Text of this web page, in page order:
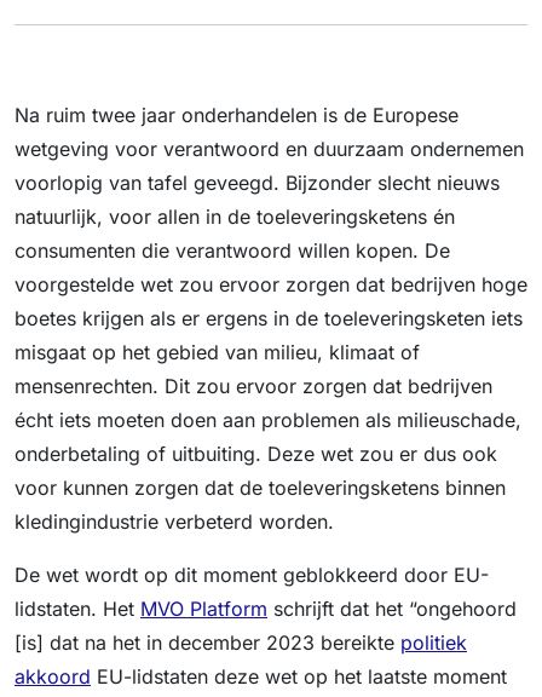
Na ruim twee jaar onderhandelen is de Europese
wetgeving voor verantwoord en duurzaam ondernemen
voorlopig van tafel geveegd. Bijzonder slecht nieuws
natuurlijk, voor allen in de toeleveringsketens én
consumenten die verantwoord willen kopen. De
voorgestelde wet zou ervoor zorgen dat bedrijven hoge
boetes krijgen als er ergens in de toeleveringsketen iets
misgaat op het gebied van milieu, klimaat of
mensenrechten. Dit zou ervoor zorgen dat bedrijven
écht iets moeten doen aan problemen als milieuschade,
onderbetaling of uitbuiting. Deze wet zou er dus ook
voor kunnen zorgen dat de toeleveringsketens binnen
kledingindustrie verbeterd worden.
De wet wordt op dit moment geblokkeerd door EU-
lidstaten. Het MVO Platform schrijft dat het “ongehoord
[is] dat na het in december 2023 bereikte politiek
akkoord EU-lidstaten deze wet op het laatste moment